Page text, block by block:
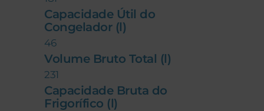
Capacidade Útil do
Congelador (l)
46
Volume Bruto Total (l)
231
Capacidade Bruta do
Frigorífico (l)